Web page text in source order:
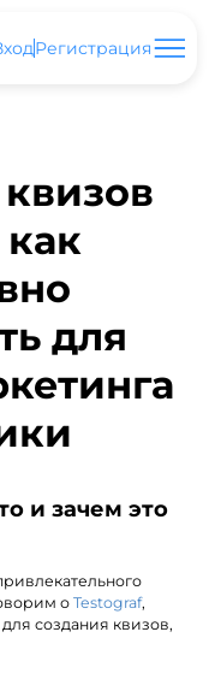
Регистрация
для
и зачем это
оTestograf,
создания квизов,